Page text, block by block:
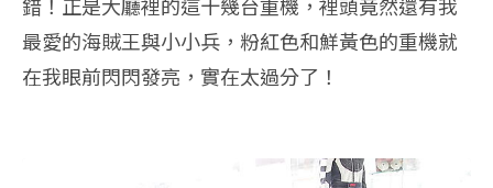
最愛的海賊王與小小兵，粉紅色和鮮黃色的重機就
在我眼前閃閃發亮，實在太過分了！